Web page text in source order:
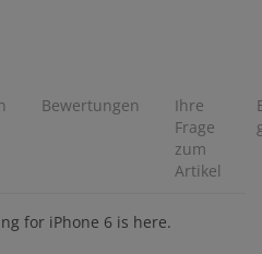
Bewertungen
Ihre
Frage
zum
Artikel
for iPhone 6 is here.